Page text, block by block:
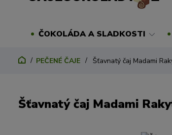
ČOKOLÁDA A SLADKOSTI
PEČENÉ ČAJE Šťavnatý čaj Madami
Šťavnatý čaj Madami